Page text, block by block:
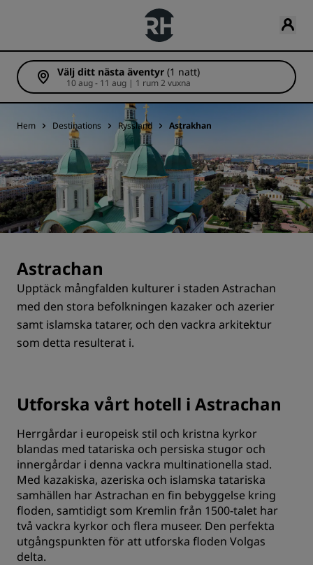
Välj ditt nästa äventyr (1 natt)
10 aug - 11 aug | 1 rum 2 vuxna
Hem Destinations Ryssland Astrakhan
Astrachan
Upptäck mångfalden kulturer i staden Astrachan
med den stora befolkningen kazaker och azerier
samt islamska tatarer, och den vackra arkitektur
som detta resulterat i.
Utforska vårt hotell i Astrachan
Herrgårdar i europeisk stil och kristna kyrkor
blandas med tatariska och persiska stugor och
innergårdar i denna vackra multinationella stad.
Med kazakiska, azeriska och islamska tatariska
samhällen har Astrachan en fin bebyggelse kring
floden, samtidigt som Kremlin från 1500-talet har
två vackra kyrkor och flera museer. Den perfekta
utgångspunkten för att utforska floden Volgas
delta.